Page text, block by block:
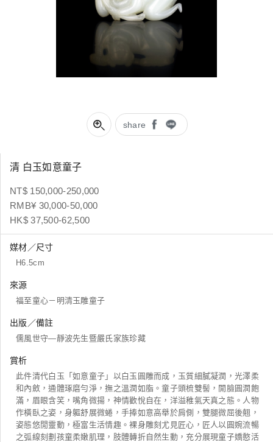
share
清 白玉如意童子
NT$ 150,000-250,000
RMB¥ 30,000-50,000
HK$ 37,500-62,500
媒材／尺寸
H6.5cm
來源
福至童心－明清玉雕童子
出版／備註
儒風世守—靜波先生暨嚴氏家族珍藏
賞析
此件清代白玉「如意童子」以白玉圓雕而成，玉質細膩凝潤，光澤柔
和內斂，通體琢磨勻淨，撫之溫潤如脂。童子頭梳雙髻，開臉圓潤飽
滿，眉眼含笑，嘴角微揚，神情歡悅自在，洋溢稚氣天真之態。人物
作橫臥之姿，身軀舒展微蜷，手捧如意高舉於肩側，雙腿微屈後翹，
姿態悠閒靈動，極富生活情趣。裸身雕刻尤見匠心，匠人以圓婉流暢
之弧線刻劃孩童柔嫩肌理，肢體轉折自然生動，充分展現童子嬌憨活